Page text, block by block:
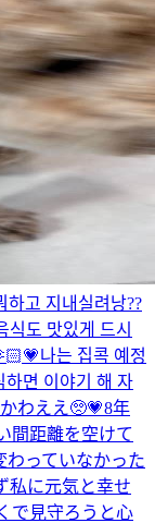
하고 지내실려낭??
식도 맛있게 드시
나는 집콕 예정
하면 이야기 해 자
わええ🥺💗8年
間距離を空けて
わっていなかった
私に元気と幸せ
で見守ろうと心